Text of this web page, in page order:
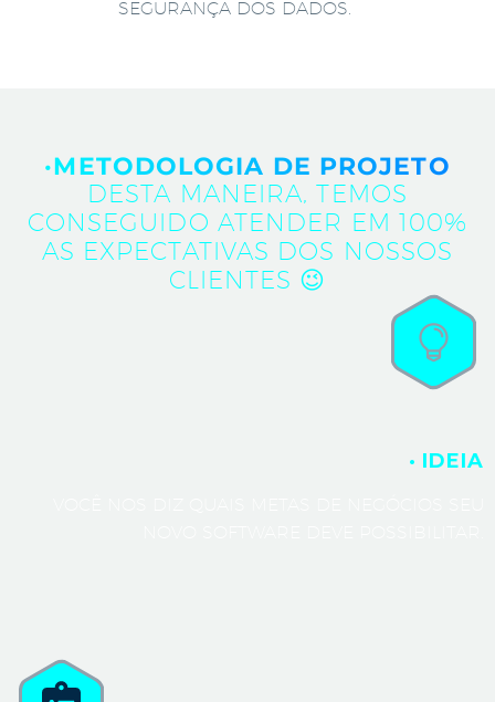
SEGURANÇA DOS DADOS.
·METODOLOGIA DE PROJETO
DESTA MANEIRA, TEMOS
CONSEGUIDO ATENDER EM 100%
AS EXPECTATIVAS DOS NOSSOS
CLIENTES 😉
· IDEIA